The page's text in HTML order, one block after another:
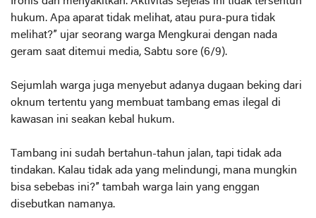
hukum. Apa aparat tidak melihat, atau pura-pura tidak
melihat?” ujar seorang warga Mengkurai dengan nada
geram saat ditemui media, Sabtu sore (6/9).
Sejumlah warga juga menyebut adanya dugaan beking dari
oknum tertentu yang membuat tambang emas ilegal di
kawasan ini seakan kebal hukum.
Tambang ini sudah bertahun-tahun jalan, tapi tidak ada
tindakan. Kalau tidak ada yang melindungi, mana mungkin
bisa sebebas ini?” tambah warga lain yang enggan
disebutkan namanya.